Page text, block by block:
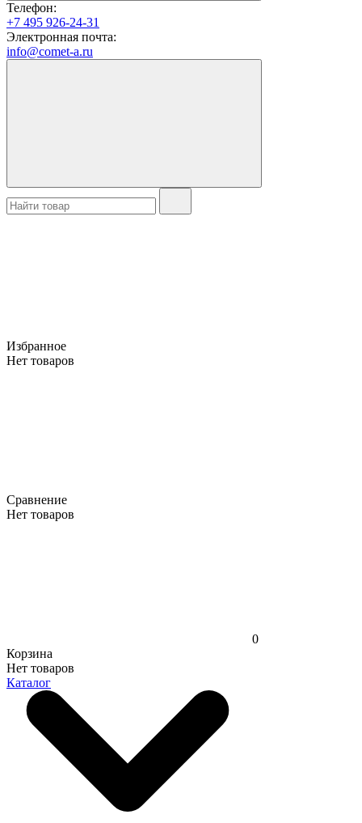
Телефон:
+7 495 926-24-31
Электронная почта:
info@comet-a.ru
Избранное
Нет товаров
Сравнение
Нет товаров
0
Корзина
Нет товаров
Каталог